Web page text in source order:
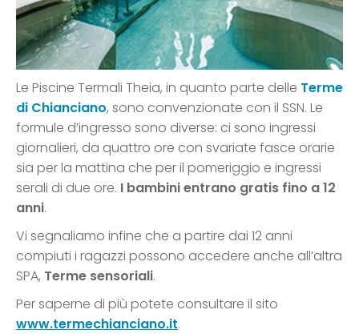
Le Piscine Termali Theia, in quanto parte delle Terme
di Chianciano, sono convenzionate con il SSN. Le
formule d’ingresso sono diverse: ci sono ingressi
giornalieri, da quattro ore con svariate fasce orarie
sia per la mattina che per il pomeriggio e ingressi
serali di due ore. I bambini entrano gratis fino a 12
anni.
Vi segnaliamo infine che a partire dai 12 anni
compiuti i ragazzi possono accedere anche all’altra
SPA, Terme sensoriali.
Per saperne di più potete consultare il sito
www.termechianciano.it.